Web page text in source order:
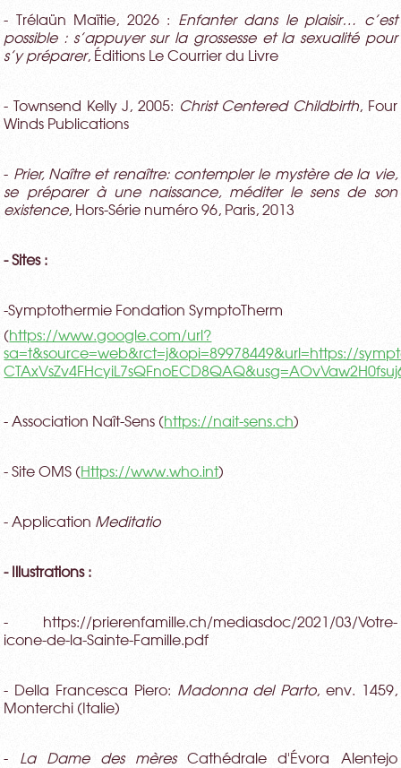
- Trélaün Maïtie, 2026 : Enfanter dans le plaisir… c’est
possible : s’appuyer sur la grossesse et la sexualité pour
s’y préparer, Éditions Le Courrier du Livre
- Townsend Kelly J, 2005: Christ Centered Childbirth, Four
Winds Publications
- Prier, Naître et renaître: contempler le mystère de la vie,
se préparer à une naissance, méditer le sens de son
existence, Hors-Série numéro 96, Paris, 2013
- Sites :
-Symptothermie Fondation SymptoTherm
(https://www.google.com/url?
sa=t&source=web&rct=j&opi=89978449&url=https://
- Association Naît-Sens (https://nait-sens.ch)
- Site OMS (Https://www.who.int)
- Application Meditatio
- Illustrations :
- https://prierenfamille.ch/mediasdoc/2021/03/Votre-
icone-de-la-Sainte-Famille.pdf
- Della Francesca Piero: Madonna del Parto, env. 1459,
Monterchi (Italie)
- La Dame des mèresCathédrale d'Évora Alentejo